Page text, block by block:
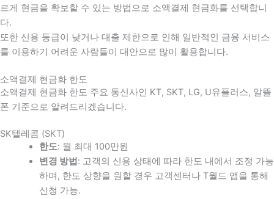
르게 현금을 확보할 수 있는 방법으로 소액결제 현금화를 선택합니
다.
또한 신용 등급이 낮거나 대출 제한으로 인해 일반적인 금융 서비스
를 이용하기 어려운 사람들이 대안으로 많이 활용합니다.
소액결제 현금화 한도
소액결제 현금화 한도 주요 통신사인 KT, SKT, LG, U유플러스, 알뜰
폰 기준으로 알려드리겠습니다.
SK텔레콤 (SKT)
한도: 월 최대 100만원
변경 방법 : 고객의 신용 상태에 따라 한도 내에서 조정 가능
하며, 한도 상향을 원할 경우 고객센터나 T월드 앱을 통해
신청 가능.